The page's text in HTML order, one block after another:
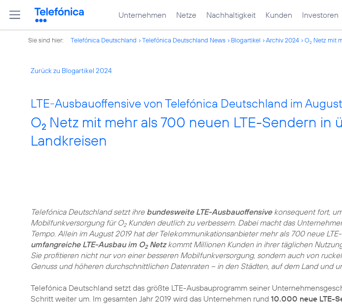
Unternehmen Netze Nachhaltigkeit Kunden Investoren
Sie sind hier: Telefónica Deutschland Telefónica Deutschland News Blogartikel Archiv 2024 O2 Netz mit
Zurück zu Blogartikel 2024
LTE-Ausbauoffensive von Telefónica Deutschland im
O2 Netz mit mehr als 700 neuen LTE-Sendern in
Landkreisen
Telefónica Deutschland setzt ihre bundesweite LTE-Ausbauoffensivekonsequent fort,
Mobilfunkversorgung für O2Kunden deutlich zu verbessern. Dabei macht das
Tempo. Allein im August 2019 hat der Telekommunikationsanbieter mehr als 700 neue
umfangreiche LTE-Ausbau im O2Netzkommt Millionen Kunden in ihrer täglichen
Sie profitieren nicht nur von einer besseren Mobilfunkversorgung, sondern auch von
Genuss und höheren durchschnittlichen Datenraten – in den Städten, auf dem Land und
Telefónica Deutschland setzt das größte LTE-Ausbauprogramm seiner
Schritt weiter um. Im gesamten Jahr 2019 wird das Unternehmen rund 10.000 neue LTE-